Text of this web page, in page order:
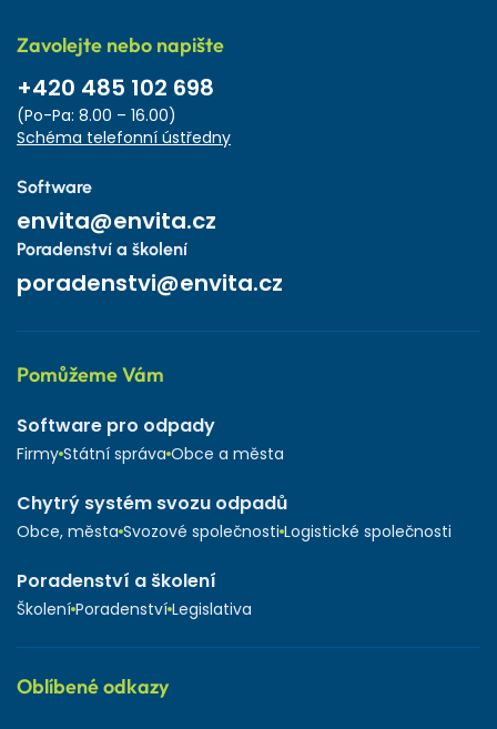
Zavolejte nebo napište
+420 485 102 698
(Po-Pa: 8.00 – 16.00)
Schéma telefonní ústředny
Software
envita@envita.cz
Poradenství a školení
poradenstvi@envita.cz
Pomůžeme Vám
Software pro odpady
Firmy Státní správa Obce a města
Chytrý systém svozu odpadů
Obce, města Svozové společnosti Logistické společnosti
Poradenství a školení
Školení Poradenství Legislativa
Oblíbené odkazy